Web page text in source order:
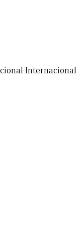
Internacional